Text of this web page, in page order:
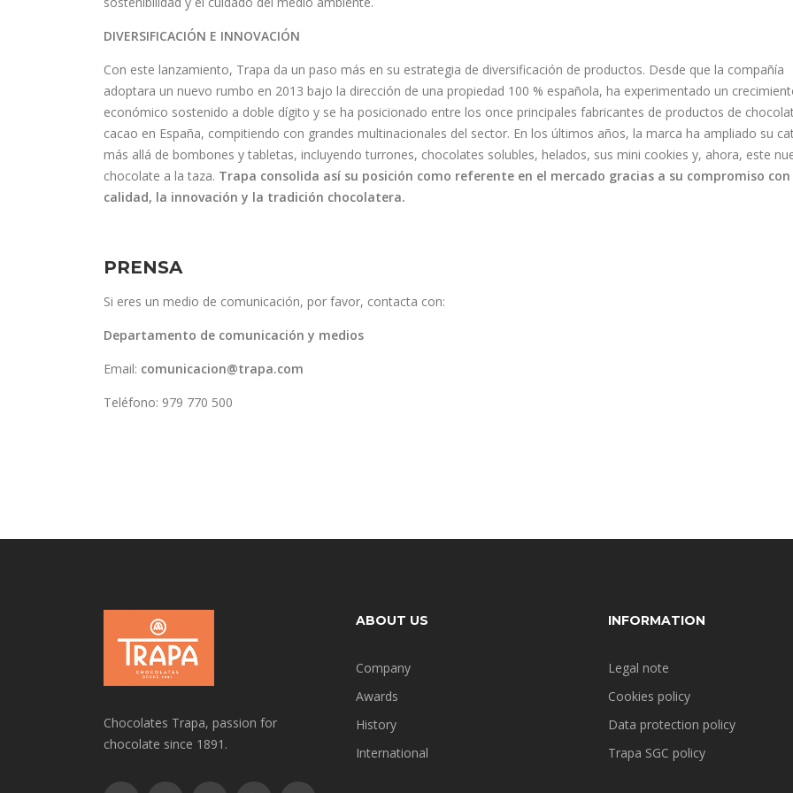
DIVERSIFICACIÓN E INNOVACIÓN
Con este lanzamiento, Trapa da un paso más en su estrategia de diversificación de productos. Desde que la compañía
adoptara un nuevo rumbo en 2013 bajo la dirección de una propiedad 100 % española, ha experimentado un
económico sostenido a doble dígito y se ha posicionado entre los once principales fabricantes de productos de
cacao en España, compitiendo con grandes multinacionales del sector. En los últimos años, la marca ha ampliado su
más allá de bombones y tabletas, incluyendo turrones, chocolates solubles, helados, sus mini cookies y, ahora, este
chocolate a la taza. Trapa consolida así su posición como referente en el mercado gracias a su compromiso con
calidad, la innovación y la tradición chocolatera.
PRENSA
Si eres un medio de comunicación, por favor, contacta con:
Departamento de comunicación y medios
Email: comunicacion@trapa.com
Teléfono: 979 770 500
Chocolates Trapa, passion for
chocolate since 1891.
ABOUT US
Company
Awards
History
International
INFORMATION
Legal note
Cookies policy
Data protection policy
Trapa SGC policy